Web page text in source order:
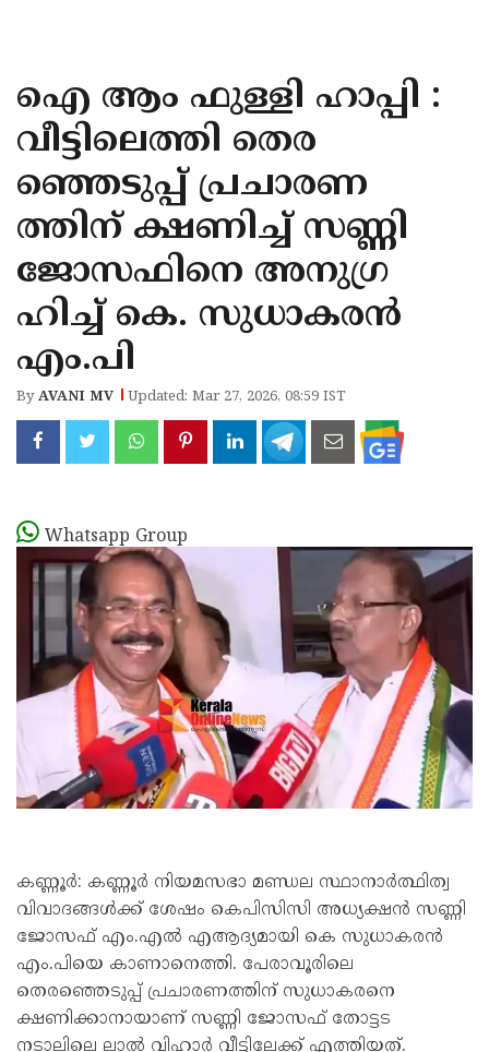
KANNUR
KASARAGOD
ഐ ആം ഫുള്ളി ഹാപ്പി :
വീട്ടിലെത്തി തെര
ഞ്ഞെടുപ്പ് പ്രചാരണ
ത്തിന് ക്ഷണിച്ച് സണ്ണി
ജോസഫിനെ അനുഗ്ര
ഹിച്ച് കെ. സുധാകരൻ
എം.പി
ByAVANI MV Updated: Mar 27, 2026, 08:59 IST
Whatsapp Group
കണ്ണൂർ: കണ്ണൂർ നിയമസഭാ മണ്ഡല സ്ഥാനാർത്ഥിത്വ
വിവാദങ്ങൾക്ക് ശേഷം കെപിസിസി അധ്യക്ഷൻ സണ്ണി
ജോസഫ് എം.എൽ എആദ്യമായി കെ സുധാകരൻ
എം.പിയെ കാണാനെത്തി. പേരാവൂരിലെ
തെരഞ്ഞെടുപ്പ് പ്രചാരണത്തിന് സുധാകരനെ
ക്ഷണിക്കാനായാണ് സണ്ണി ജോസഫ് തോട്ടട
നടാലിലെ ലാൽ വിഹാർ വീട്ടിലേക്ക് എത്തിയത്.